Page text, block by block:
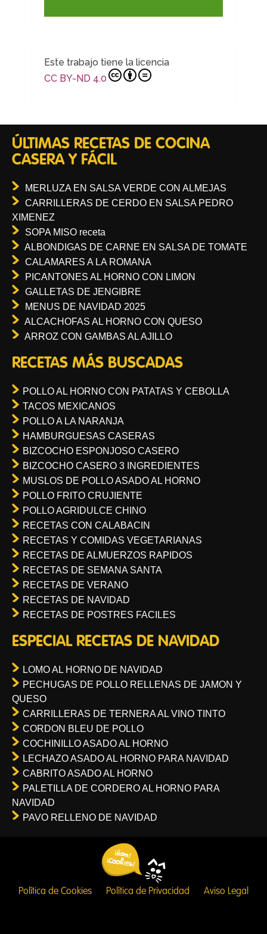
Este trabajo tiene la licencia
CC BY-ND 4.0
ÚLTIMAS RECETAS DE COCINA
CASERA Y FÁCIL
MERLUZA EN SALSA VERDE CON ALMEJAS
CARRILLERAS DE CERDO EN SALSA PEDRO
XIMENEZ
SOPA MISO receta
ALBONDIGAS DE CARNE EN SALSA DE TOMATE
CALAMARES A LA ROMANA
PICANTONES AL HORNO CON LIMON
GALLETAS DE JENGIBRE
MENUS DE NAVIDAD 2025
ALCACHOFAS AL HORNO CON QUESO
ARROZ CON GAMBAS AL AJILLO
RECETAS MÁS BUSCADAS
POLLO AL HORNO CON PATATAS Y CEBOLLA
TACOS MEXICANOS
POLLO A LA NARANJA
HAMBURGUESAS CASERAS
BIZCOCHO ESPONJOSO CASERO
BIZCOCHO CASERO 3 INGREDIENTES
MUSLOS DE POLLO ASADO AL HORNO
POLLO FRITO CRUJIENTE
POLLO AGRIDULCE CHINO
RECETAS CON CALABACIN
RECETAS Y COMIDAS VEGETARIANAS
RECETAS DE ALMUERZOS RAPIDOS
RECETAS DE SEMANA SANTA
RECETAS DE VERANO
RECETAS DE NAVIDAD
RECETAS DE POSTRES FACILES
ESPECIAL RECETAS DE NAVIDAD
LOMO AL HORNO DE NAVIDAD
PECHUGAS DE POLLO RELLENAS DE JAMON Y
QUESO
CARRILLERAS DE TERNERA AL VINO TINTO
CORDON BLEU DE POLLO
COCHINILLO ASADO AL HORNO
LECHAZO ASADO AL HORNO PARA NAVIDAD
CABRITO ASADO AL HORNO
PALETILLA DE CORDERO AL HORNO PARA
NAVIDAD
PAVO RELLENO DE NAVIDAD
Política de Cookies Política de Privacidad Aviso Legal